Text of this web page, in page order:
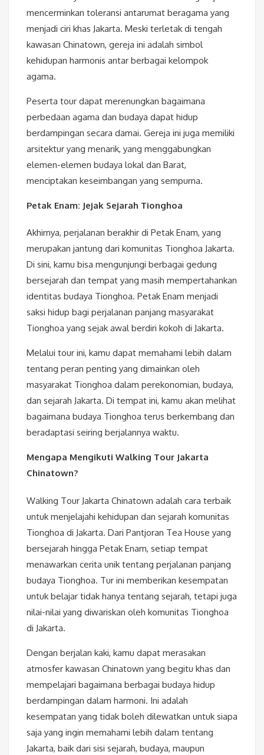
mencerminkan toleransi antarumat beragama yang
menjadi ciri khas Jakarta. Meski terletak di tengah
kawasan Chinatown, gereja ini adalah simbol
kehidupan harmonis antar berbagai kelompok
agama.
Peserta tour dapat merenungkan bagaimana
perbedaan agama dan budaya dapat hidup
berdampingan secara damai. Gereja ini juga memiliki
arsitektur yang menarik, yang menggabungkan
elemen-elemen budaya lokal dan Barat,
menciptakan keseimbangan yang sempurna.
Petak Enam: Jejak Sejarah Tionghoa
Akhirnya, perjalanan berakhir di Petak Enam, yang
merupakan jantung dari komunitas Tionghoa Jakarta.
Di sini, kamu bisa mengunjungi berbagai gedung
bersejarah dan tempat yang masih mempertahankan
identitas budaya Tionghoa. Petak Enam menjadi
saksi hidup bagi perjalanan panjang masyarakat
Tionghoa yang sejak awal berdiri kokoh di Jakarta.
Melalui tour ini, kamu dapat memahami lebih dalam
tentang peran penting yang dimainkan oleh
masyarakat Tionghoa dalam perekonomian, budaya,
dan sejarah Jakarta. Di tempat ini, kamu akan melihat
bagaimana budaya Tionghoa terus berkembang dan
beradaptasi seiring berjalannya waktu.
Mengapa Mengikuti Walking Tour Jakarta
Chinatown?
Walking Tour Jakarta Chinatown adalah cara terbaik
untuk menjelajahi kehidupan dan sejarah komunitas
Tionghoa di Jakarta. Dari Pantjoran Tea House yang
bersejarah hingga Petak Enam, setiap tempat
menawarkan cerita unik tentang perjalanan panjang
budaya Tionghoa. Tur ini memberikan kesempatan
untuk belajar tidak hanya tentang sejarah, tetapi juga
nilai-nilai yang diwariskan oleh komunitas Tionghoa
di Jakarta.
Dengan berjalan kaki, kamu dapat merasakan
atmosfer kawasan Chinatown yang begitu khas dan
mempelajari bagaimana berbagai budaya hidup
berdampingan dalam harmoni. Ini adalah
kesempatan yang tidak boleh dilewatkan untuk siapa
saja yang ingin memahami lebih dalam tentang
Jakarta, baik dari sisi sejarah, budaya, maupun